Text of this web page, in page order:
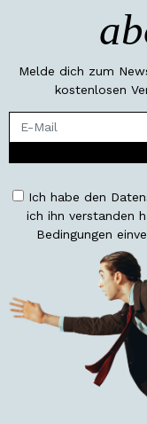
Melde dich zum
kostenlosen
Ich habe den
ich ihn verstanden
Bedingungen